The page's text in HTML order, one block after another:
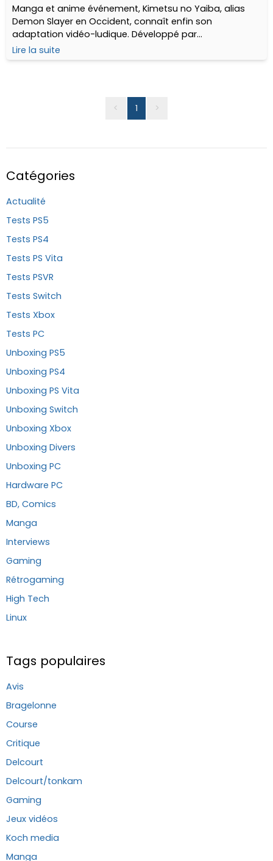
Manga et anime événement, Kimetsu no Yaiba, alias
Demon Slayer en Occident, connaît enfin son
adaptation vidéo-ludique. Développé par
CyberConnect2, à qui l'on doit notamment les
différents épisodes de Naruto ou en encore Dragon Ball
Lire la suite
< 1 >
Catégories
Actualité
Tests PS5
Tests PS4
Tests PS Vita
Tests PSVR
Tests Switch
Tests Xbox
Tests PC
Unboxing PS5
Unboxing PS4
Unboxing PS Vita
Unboxing Switch
Unboxing Xbox
Unboxing Divers
Unboxing PC
Hardware PC
BD, Comics
Manga
Interviews
Gaming
Rétrogaming
High Tech
Linux
Tags populaires
Avis
Bragelonne
Course
Critique
Delcourt
Delcourt/tonkam
Gaming
Jeux vidéos
Koch media
Manga